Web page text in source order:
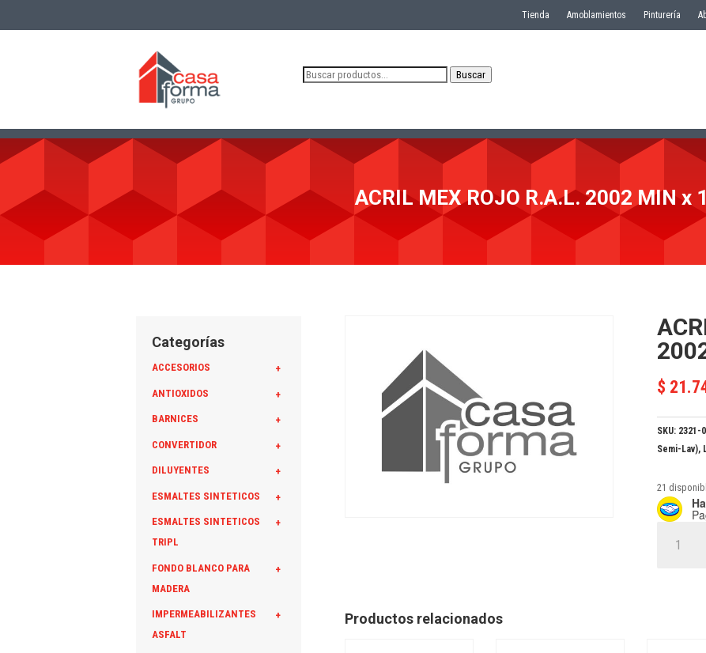
Tienda Amoblamientos Pinturería
Buscar
Buscar
ACRIL MEX ROJO R.A.L. 2002 MIN x 1
Categorías
+
ACCESORIOS
+
ANTIOXIDOS
+
BARNICES
+
CONVERTIDOR
+
DILUYENTES
+
ESMALTES SINTETICOS
+
ESMALTES SINTETICOS
TRIPL
+
FONDO BLANCO PARA
MADERA
+
IMPERMEABILIZANTES
ASFALT
$
SKU: 2321-
Semi-Lav),
21
Productos relacionados